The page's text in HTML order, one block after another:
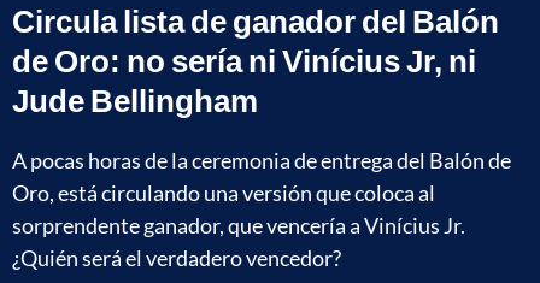
Circula lista de ganador del Balón
de Oro: no sería ni Vinícius Jr, ni
Jude Bellingham
A pocas horas de la ceremonia de entrega del Balón de
Oro, está circulando una versión que coloca al
sorprendente ganador, que vencería a Vinícius Jr.
¿Quién será el verdadero vencedor?